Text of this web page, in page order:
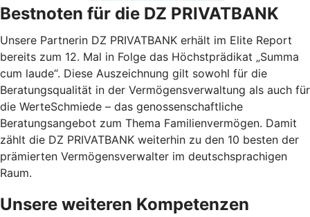
Bestnoten für die DZ PRIVATBANK
Unsere Partnerin DZ PRIVATBANK erhält im Elite Report
bereits zum 12. Mal in Folge das Höchstprädikat „Summa
cum laude“. Diese Auszeichnung gilt sowohl für die
Beratungsqualität in der Vermögensverwaltung als auch für
die WerteSchmiede – das genossenschaftliche
Beratungsangebot zum Thema Familienvermögen. Damit
zählt die DZ PRIVATBANK weiterhin zu den 10 besten der
prämierten Vermögensverwalter im deutschsprachigen
Raum.
Unsere weiteren Kompetenzen